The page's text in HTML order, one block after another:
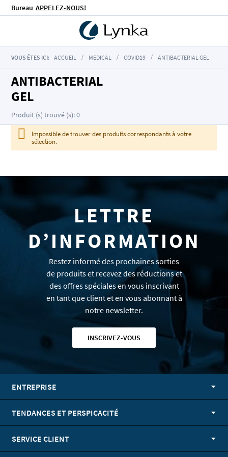
Bureau APPELEZ-NOUS!
VOUS ÊTES ICI: ACCUEIL MEDICAL COVID19 ANTIBACTERIAL GEL
ANTIBACTERIAL
GEL
Produit (s) trouvé (s): 0
Impossible de trouver des produits correspondants à votre
sélection.
LETTRE
D’INFORMATION
Restez informé des prochaines sorties
de produits et recevez des réductions et
des offres spéciales en vous inscrivant
en tant que client et en vous abonnant à
notre newsletter.
INSCRIVEZ-VOUS
ENTREPRISE
TENDANCES ET PERSPICACITÉ
SERVICE CLIENT